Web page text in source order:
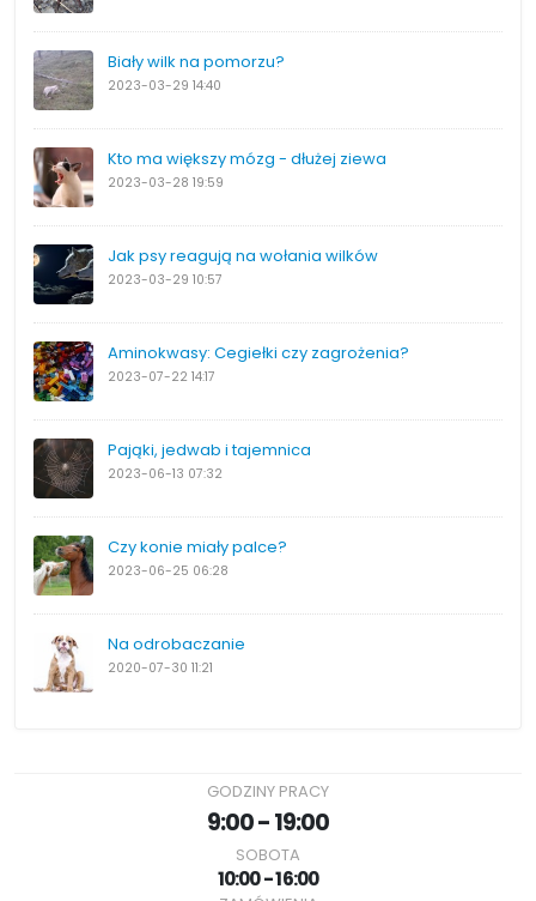
Biały wilk na pomorzu?
2023-03-29 14:40
Kto ma większy mózg - dłużej ziewa
2023-03-28 19:59
Jak psy reagują na wołania wilków
2023-03-29 10:57
Aminokwasy: Cegiełki czy zagrożenia?
2023-07-22 14:17
Pająki, jedwab i tajemnica
2023-06-13 07:32
Czy konie miały palce?
2023-06-25 06:28
Na odrobaczanie
2020-07-30 11:21
GODZINY PRACY
9:00 - 19:00
SOBOTA
10:00 - 16:00